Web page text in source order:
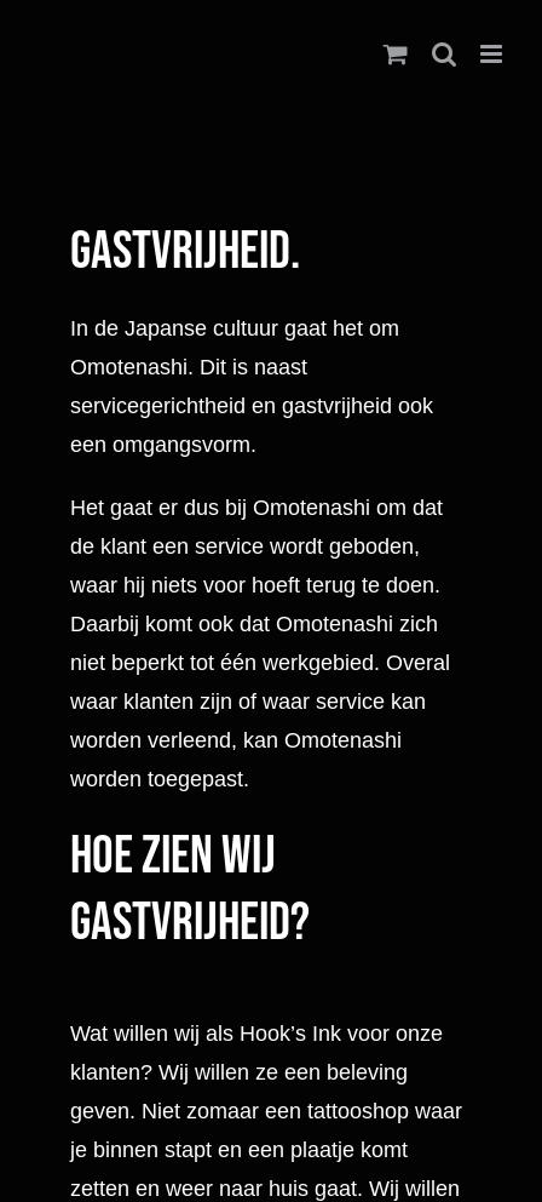
Gastvrijheid.
In de Japanse cultuur gaat het om
Omotenashi. Dit is naast
servicegerichtheid en gastvrijheid ook
een omgangsvorm.
Het gaat er dus bij Omotenashi om dat
de klant een service wordt geboden,
waar hij niets voor hoeft terug te doen.
Daarbij komt ook dat Omotenashi zich
niet beperkt tot één werkgebied. Overal
waar klanten zijn of waar service kan
worden verleend, kan Omotenashi
worden toegepast.
Hoe zien wij
gastvrijheid?
Wat willen wij als Hook’s Ink voor onze
klanten? Wij willen ze een beleving
geven. Niet zomaar een tattooshop waar
je binnen stapt en een plaatje komt
zetten en weer naar huis gaat. Wij willen